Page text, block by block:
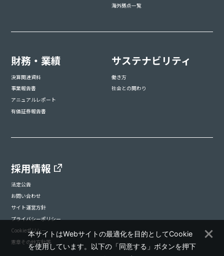
海外拠点一覧
財務・業績
決算関連資料
事業報告書
アニュアルレポート
有価証券報告書
サステナビリティ
働き方
社会との関わり
採用情報
法定公告
お問い合わせ
サイト運営方針
プライバシーポリシー
Cookieポリシー
憲章その他方針等
本サイトはWebサイトの最適化を目的としてCookie
を使用しています。以下の「同意する」ボタンを押下